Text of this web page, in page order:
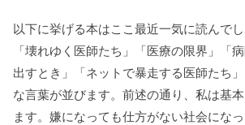
以下に挙げる本はここ最近一気に読んでし
「壊れゆく医師たち」「医療の限界」「
出すとき」「ネットで暴走する医師たち
な言葉が並びます。前述の通り、私は基
ます。嫌になっても仕方がない社会にな